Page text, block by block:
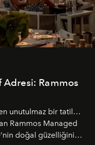
Adresi: Rammos
unutulmaz bir tatil…
Rammos Managed
doğal güzelliğini